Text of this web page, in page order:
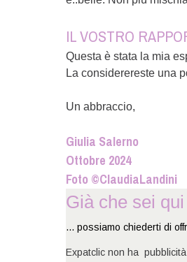
IL VOSTRO
Questa è stata la mia
La considerereste una
Un abbraccio,
Giulia Salerno
Ottobre 2024
Foto ©ClaudiaLandini
Già che sei qui
... possiamo chiederti di
Expatclic non ha